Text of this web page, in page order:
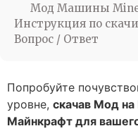
Мод Машины
Инструкция по
Вопрос / Ответ
Попробуйте
уровне, скачав Мод
Майнкрафт для